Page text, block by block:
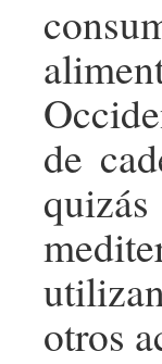
de
otros